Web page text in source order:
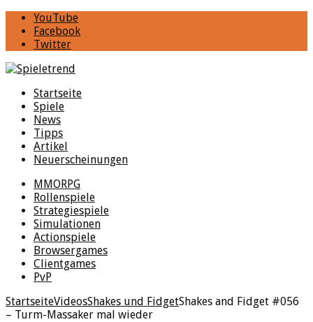
YouTube
Facebook
Twitter
Startseite
Spiele
News
Tipps
Artikel
Neuerscheinungen
MMORPG
Rollenspiele
Strategiespiele
Simulationen
Actionspiele
Browsergames
Clientgames
PvP
StartseiteVideosShakes und FidgetShakes and Fidget #056
– Turm-Massaker mal wieder